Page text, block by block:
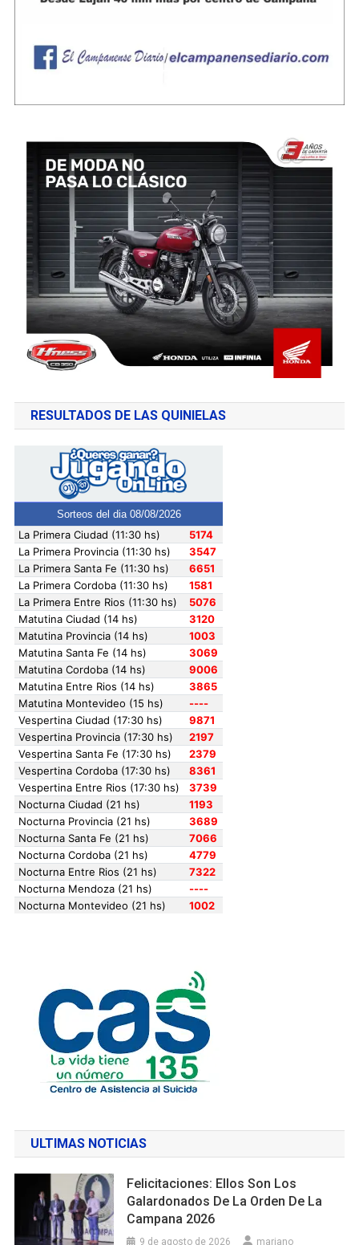
RESULTADOS DE LAS QUINIELAS
ULTIMAS NOTICIAS
Felicitaciones: Ellos Son Los
Galardonados De La Orden De La
Campana 2026
9 de agosto de 2026 mariano